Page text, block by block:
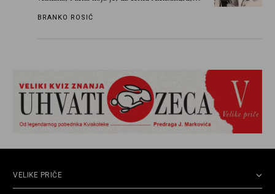
vodila računa o zaostavštini pisca. Ovu priču o
BRANKO ROSIĆ
VELIKE PRIČE